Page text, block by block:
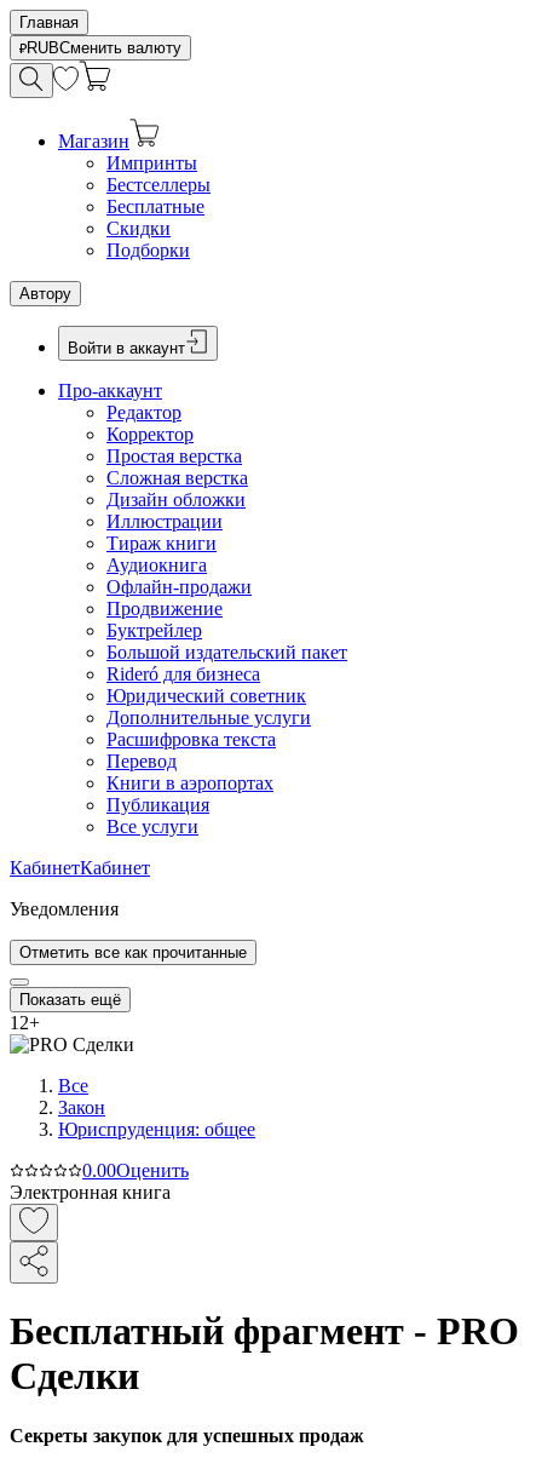
Главная
RUBСменить валюту
Магазин
Импринты
Бестселлеры
Бесплатные
Скидки
Подборки
Автору
Войти в аккаунт
Про-аккаунт
Редактор
Корректор
Простая верстка
Сложная верстка
Дизайн обложки
Иллюстрации
Тираж книги
Аудиокнига
Офлайн-продажи
Продвижение
Буктрейлер
Большой издательский пакет
Rideró для бизнеса
Юридический советник
Дополнительные услуги
Расшифровка текста
Перевод
Книги в аэропортах
Публикация
Все услуги
КабинетКабинет
Уведомления
Отметить все как прочитанные
Показать ещё
12+
Все
Закон
Юриспруденция: общее
0.00Оценить
Электронная книга
Бесплатный фрагмент - PRO
Сделки
Секреты закупок для успешных продаж